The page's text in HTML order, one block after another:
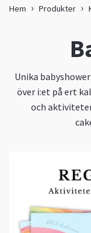
Hem Produkter
Unika
över i:et på ert
och